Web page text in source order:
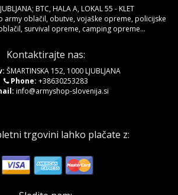
BTC, HALA A, LOKAL 55 - KLET
army oblačil, obutve, vojaške opreme, policijske
survival opreme, camping opreme...
Kontaktirajte nas:
ŠMARTINSKA 152, 1000 LJUBLJANA
Phone: +38630253283
info@armyshop-slovenija.si
trgovini lahko plačate z: